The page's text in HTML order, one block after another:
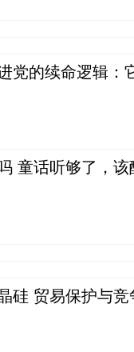
党的续命逻辑：
童话听够了，该
硅 贸易保护与竞